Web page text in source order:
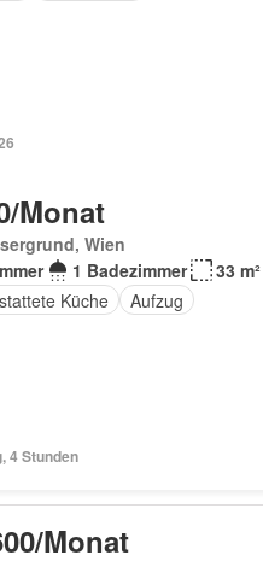
Monat
Wien
1 Badezimmer
33 m²
Küche
Aufzug
4 Stunden
Monat